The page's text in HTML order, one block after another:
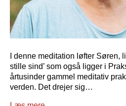
I denne meditation løfter Søren,
stille sind’ som også ligger i
årtusinder gammel meditativ
verden. Det drejer sig…